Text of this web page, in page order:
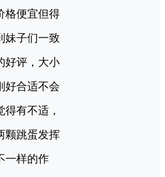
格便宜但得
妹子们一致
好评，大小
好合适不会
得有不适，
颗跳蛋发挥
一样的作